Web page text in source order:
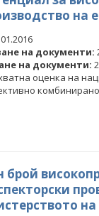
на
на документи:
на документи:
оценка на
брой
на